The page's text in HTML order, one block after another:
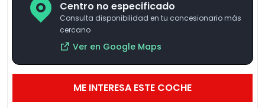
Centro no especificado
Consulta disponibilidad en tu concesionario más
cercano
Ver en Google Maps
ME INTERESA ESTE COCHE